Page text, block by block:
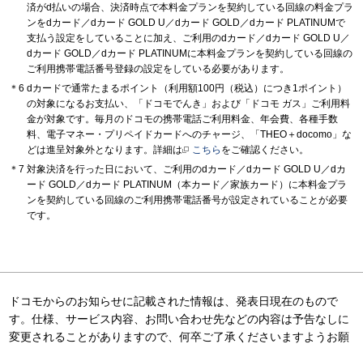
済がd払いの場合、決済時点で本料金プランを契約している回線の料金プラ
ンをdカード／dカード GOLD U／dカード GOLD／dカード PLATINUMで
支払う設定をしていることに加え、ご利用のdカード／dカード GOLD U／
dカード GOLD／dカード PLATINUMに本料金プランを契約している回線の
ご利用携帯電話番号登録の設定をしている必要があります。
dカードで通常たまるポイント（利用額100円（税込）につき1ポイント）
の対象になるお支払い、「ドコモでんき」および「ドコモ ガス」ご利用料
金が対象です。毎月のドコモの携帯電話ご利用料金、年会費、各種手数
料、電子マネー・プリペイドカードへのチャージ、「THEO＋docomo」な
どは進呈対象外となります。詳細は
こちら をご確認ください。
対象決済を行った日において、ご利用のdカード／dカード GOLD U／dカ
ード GOLD／dカード PLATINUM（本カード／家族カード）に本料金プラ
ンを契約している回線のご利用携帯電話番号が設定されていることが必要
です。
ドコモからのお知らせに記載された情報は、発表日現在のもので
す。仕様、サービス内容、お問い合わせ先などの内容は予告なしに
変更されることがありますので、何卒ご了承くださいますようお願